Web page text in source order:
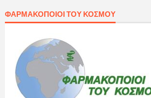
ΦΑΡΜΑΚΟΠΟΙΟΊ ΤΟΥ ΚΌΣΜΟΥ